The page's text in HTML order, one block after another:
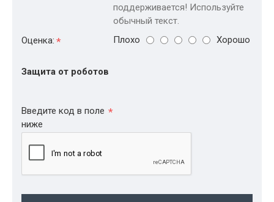
поддерживается! Используйте
обычный текст.
Оценка:
Плохо Хорошо
Защита от роботов
Введите код в поле
ниже